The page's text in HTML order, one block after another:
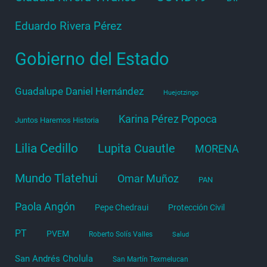
Eduardo Rivera Pérez
Gobierno del Estado
Guadalupe Daniel Hernández Huejotzingo
Juntos Haremos Historia Karina Pérez Popoca
Lilia Cedillo Lupita Cuautle MORENA
Mundo Tlatehui Omar Muñoz PAN
Paola Angón Pepe Chedraui Protección Civil
PT PVEM Roberto Solís Valles Salud
San Andrés Cholula San Martín Texmelucan